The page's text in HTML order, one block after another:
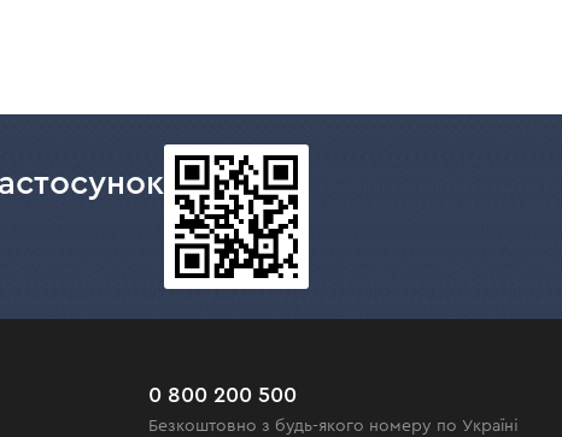
0 800 200 500
Безкоштовно з будь-якого номеру по Україні